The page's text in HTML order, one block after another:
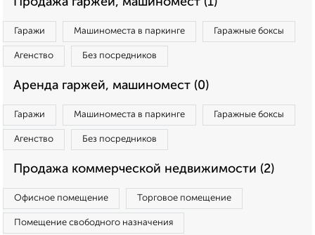
Гаражи Машиноместа в паркинге Гаражные боксы
Агенство Без посредников
Аренда гаржей, машиномест (0)
Гаражи Машиноместа в паркинге Гаражные боксы
Агенство Без посредников
Продажа коммерческой недвижимости (2)
Офисное помещение Торговое помещение
Помещение свободного назначения